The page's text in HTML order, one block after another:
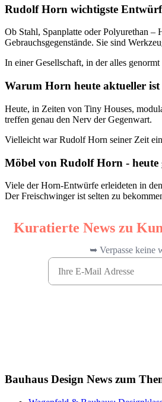
Rudolf Horn wichtigste
Ob Stahl, Spanplatte oder Polyurethan
Gebrauchsgegenstände. Sie sind
In einer Gesellschaft, in der alles
Warum Horn heute aktueller ist
Heute, in Zeiten von Tiny Houses,
treffen genau den Nerv der Gegenwart.
Vielleicht war Rudolf Horn seiner Zeit
Möbel von Rudolf Horn - heute
Viele der Horn-Entwürfe erleideten in
Der Freischwinger ist selten zu